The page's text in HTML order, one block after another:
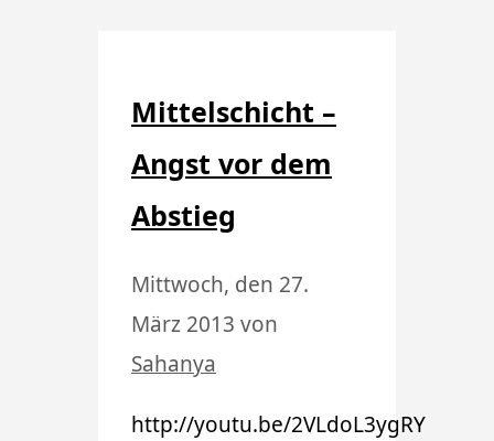
Mittelschicht –
Angst vor dem
Abstieg
Mittwoch, den 27.
März 2013 von
Sahanya
http://youtu.be/2VLdoL3ygRY